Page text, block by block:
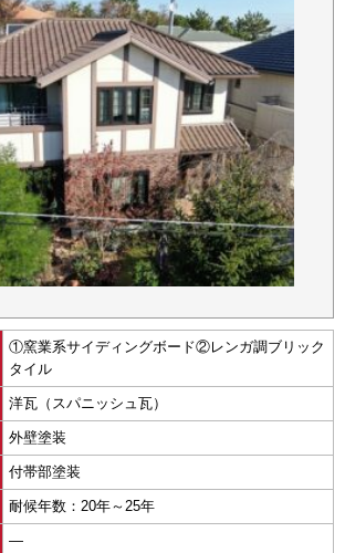
①窯業系サイディングボード②レンガ調ブリック
タイル
洋瓦（スパニッシュ瓦）
外壁塗装
付帯部塗装
耐候年数：20年～25年
―